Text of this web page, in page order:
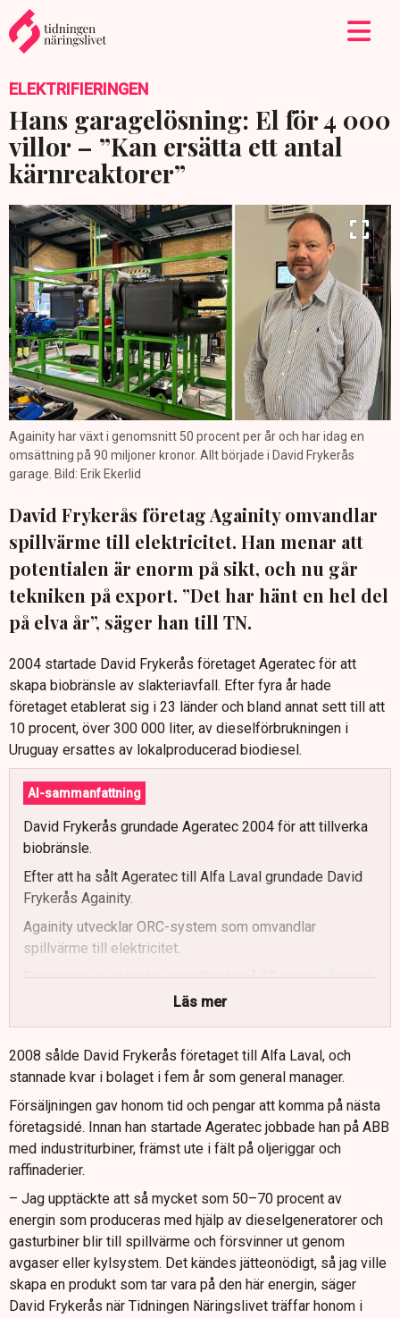
ELEKTRIFIERINGEN
Hans garagelösning: El för 4 000
villor – ”Kan ersätta ett antal
kärnreaktorer”
Againity har växt i genomsnitt 50 procent per år och har idag en
omsättning på 90 miljoner kronor. Allt började i David Frykerås
garage. Bild: Erik Ekerlid
David Frykerås företag Againity omvandlar
spillvärme till elektricitet. Han menar att
potentialen är enorm på sikt, och nu går
tekniken på export. ”Det har hänt en hel del
på elva år”, säger han till TN.
2004 startade David Frykerås företaget Ageratec för att
skapa biobränsle av slakteriavfall. Efter fyra år hade
företaget etablerat sig i 23 länder och bland annat sett till att
10 procent, över 300 000 liter, av dieselförbrukningen i
Uruguay ersattes av lokalproducerad biodiesel.
AI-sammanfattning
David Frykerås grundade Ageratec 2004 för att tillverka
biobränsle.
Efter att ha sålt Ageratec till Alfa Laval grundade David
Frykerås Againity.
Againity utvecklar ORC-system som omvandlar
spillvärme till elektricitet.
Företagets system har installerats på 60 platser, främst
Againity växer organiskt och planerar en ny stor fabrik i
Norrköping.
Läs mer
2008 sålde David Frykerås företaget till Alfa Laval, och
stannade kvar i bolaget i fem år som general manager.
Försäljningen gav honom tid och pengar att komma på nästa
företagsidé. Innan han startade Ageratec jobbade han på ABB
med industriturbiner, främst ute i fält på oljeriggar och
raffinaderier.
– Jag upptäckte att så mycket som 50–70 procent av
energin som produceras med hjälp av dieselgeneratorer och
gasturbiner blir till spillvärme och försvinner ut genom
avgaser eller kylsystem. Det kändes jätteonödigt, så jag ville
skapa en produkt som tar vara på den här energin, säger
David Frykerås när Tidningen Näringslivet träffar honom i